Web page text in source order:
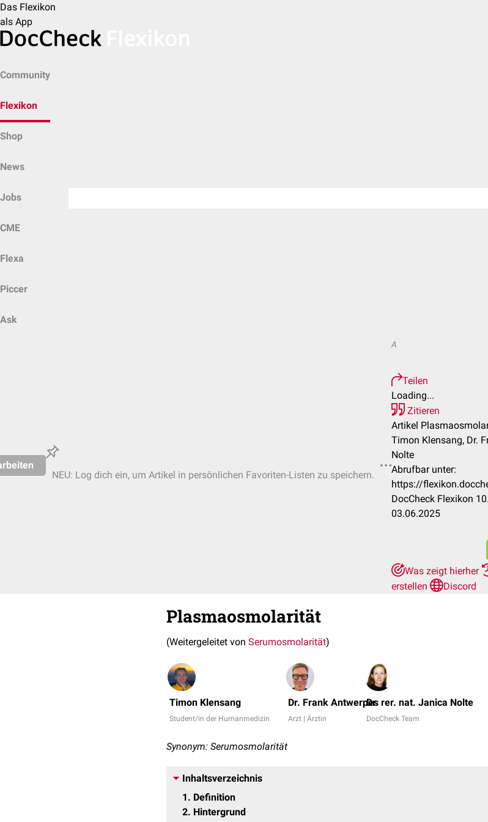
Das Flexikon
als App
Community
Flexikon
Shop
News
Jobs
CME
Flexa
Piccer
Ask
NEU: Log dich ein, um Artikel in persönlichen Favoriten-Listen zu speichern.
A
Teilen
Loading...
Zitieren
Artikel
Timon Klensang, Dr.
Nolte
Abrufbar unter:
https://
DocCheck Flexikon
03.06.2025
Was zeigt hierher
erstellen
Discord
Plasmaosmolarität
(Weitergeleitet von Serumosmolarität)
Timon Klensang
Student/in der Humanmedizin
Dr. Frank Antwerpes
Arzt | Ärztin
Dr. rer. nat. Janica Nolte
DocCheck Team
Synonym: Serumosmolarität
Inhaltsverzeichnis
1
Definition
2 Hintergrund